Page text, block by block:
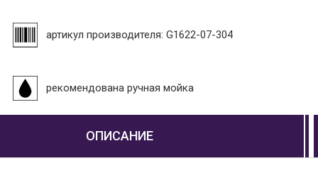
артикул производителя: G1622-07-304
рекомендована ручная мойка
ОПИСАНИЕ